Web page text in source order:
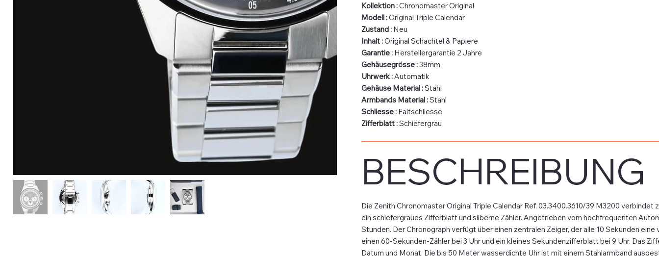
Kollektion :Chronomaster Original
Modell :Original Triple Calendar
Zustand :Neu
Inhalt :Original Schachtel & Papiere
Garantie :Herstellergarantie 2 Jahre
Gehäusegrösse :38mm
Uhrwerk :Automatik
Gehäuse Material :Stahl
Armbands Material :Stahl
Schliesse:Faltschliesse
Zifferblatt:Schiefergrau
BESCHREIBUNG
Die Zenith Chronomaster Original Triple Calendar Ref. 03.3400.3610/39.M3200
ein schiefergraues Zifferblatt und silberne Zähler. Angetrieben vom hochfrequenten
Stunden. Der Chronograph verfügt über einen zentralen Zeiger, der alle 10 Sekunden
einen 60-Sekunden-Zähler bei 3 Uhr und ein kleines Sekundenzifferblatt bei 9 Uhr. Das
Datum und Monat. Die bis 50 Meter wasserdichte Uhr ist mit einem Stahlarmband